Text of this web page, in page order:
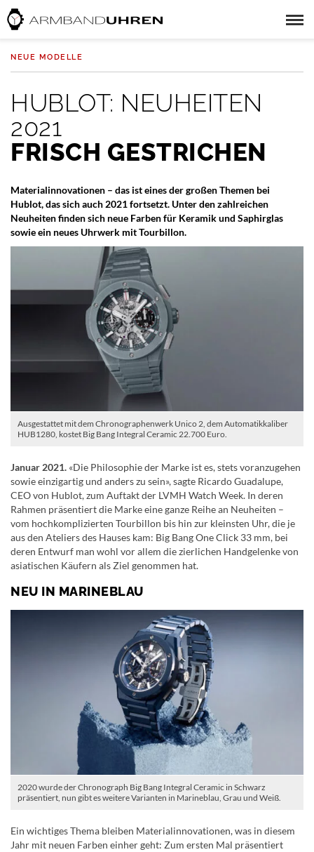
NEUE MODELLE
HUBLOT: NEUHEITEN
2021
FRISCH GESTRICHEN
Materialinnovationen – das ist eines der großen Themen bei
Hublot, das sich auch 2021 fortsetzt. Unter den zahlreichen
Neuheiten finden sich neue Farben für Keramik und Saphirglas
sowie ein neues Uhrwerk mit Tourbillon.
Ausgestattet mit dem Chronographenwerk Unico 2, dem Automatikkaliber
HUB1280, kostet Big Bang Integral Ceramic 22.700 Euro.
Januar 2021. «Die Philosophie der Marke ist es, stets voranzugehen
sowie einzigartig und anders zu sein», sagte Ricardo Guadalupe,
CEO von Hublot, zum Auftakt der LVMH Watch Week. In deren
Rahmen präsentiert die Marke eine ganze Reihe an Neuheiten –
vom hochkomplizierten Tourbillon bis hin zur kleinsten Uhr, die je
aus den Ateliers des Hauses kam: Big Bang One Click 33 mm, bei
deren Entwurf man wohl vor allem die zierlichen Handgelenke von
asiatischen Käufern als Ziel genommen hat.
NEU IN MARINEBLAU
2020 wurde der Chronograph Big Bang Integral Ceramic in Schwarz
präsentiert, nun gibt es weitere Varianten in Marineblau, Grau und Weiß.
Ein wichtiges Thema bleiben Materialinnovationen, was in diesem
Jahr mit neuen Farben einher geht: Zum ersten Mal präsentiert